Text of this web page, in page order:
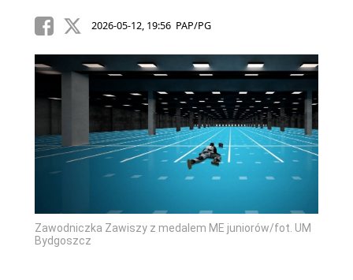
2026-05-12, 19:56 PAP/PG
Zawodniczka Zawiszy z medalem ME juniorów/fot. UM
Bydgoszcz